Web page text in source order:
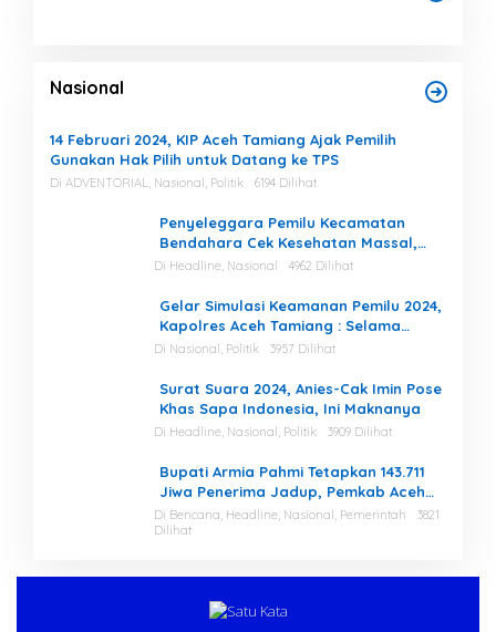
Nasional
14 Februari 2024, KIP Aceh Tamiang Ajak Pemilih
Gunakan Hak Pilih untuk Datang ke TPS
Di ADVENTORIAL, Nasional, Politik 6194 Dilihat
Penyeleggara Pemilu Kecamatan
Bendahara Cek Kesehatan Massal,
Ketua KIP Aceh Tamiang Beri Apresiasi
Di Headline, Nasional 4962 Dilihat
Gelar Simulasi Keamanan Pemilu 2024,
Kapolres Aceh Tamiang : Selama
Proses, Kami Siap dan Mampu
Di Nasional, Politik 3957 Dilihat
Surat Suara 2024, Anies-Cak Imin Pose
Khas Sapa Indonesia, Ini Maknanya
Di Headline, Nasional, Politik 3909 Dilihat
Bupati Armia Pahmi Tetapkan 143.711
Jiwa Penerima Jadup, Pemkab Aceh
Tamiang Percepat Pemulihan
Pascabencana
Di Bencana, Headline, Nasional, Pemerintah
3821
Dilihat